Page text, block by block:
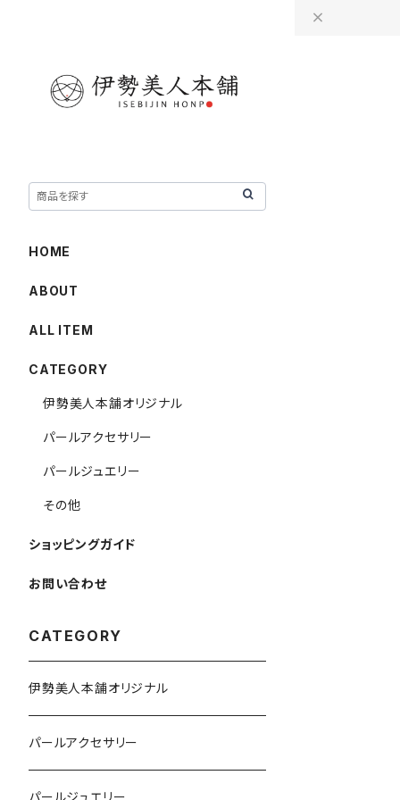
HOME
ABOUT
ALL ITEM
CATEGORY
伊勢美人本舗オリジナル
パールアクセサリー
パールジュエリー
その他
ショッピングガイド
お問い合わせ
CATEGORY
伊勢美人本舗オリジナル
パールアクセサリー
パールジュエリー